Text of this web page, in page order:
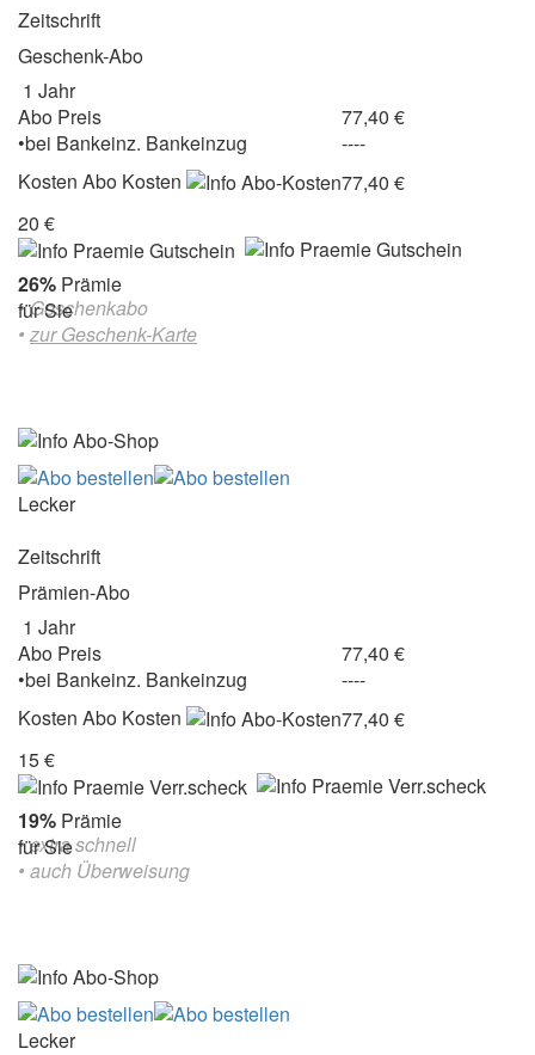
Zeitschrift
Geschenk-Abo
1 Jahr
Abo Preis
77,40 €
•bei Bankeinz. Bankeinzug
----
Kosten Abo Kosten
77,40 €
20 €
26% Prämie
für Sie
• Geschenkabo
• zur Geschenk-Karte
Lecker
Zeitschrift
Prämien-Abo
1 Jahr
Abo Preis
77,40 €
•bei Bankeinz. Bankeinzug
----
Kosten Abo Kosten
77,40 €
15 €
19% Prämie
für Sie
• extra schnell
• auch Überweisung
Lecker